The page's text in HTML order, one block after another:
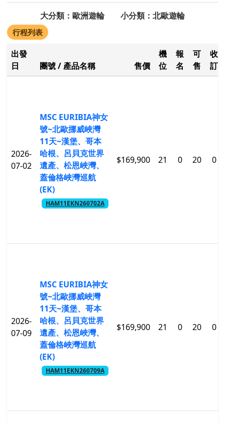
大分類：歐洲遊輪 小分類：北歐遊輪
行程列表
出發
日
團號 / 產品名稱 售價
機
位
報
名
可
售
收
訂
2026-
07-02
MSC EURIBIA神女
號~北歐挪威峽灣
11天~漢堡、哥本
哈根、呂貝克世界
遺產、松恩峽灣、
蓋倫格峽灣巡航
(EK)
HAM11EKN260702A
$169,900 21 0 20 0
2026-
07-09
MSC EURIBIA神女
號~北歐挪威峽灣
11天~漢堡、哥本
哈根、呂貝克世界
遺產、松恩峽灣、
蓋倫格峽灣巡航
(EK)
HAM11EKN260709A
$169,900 21 0 20 0